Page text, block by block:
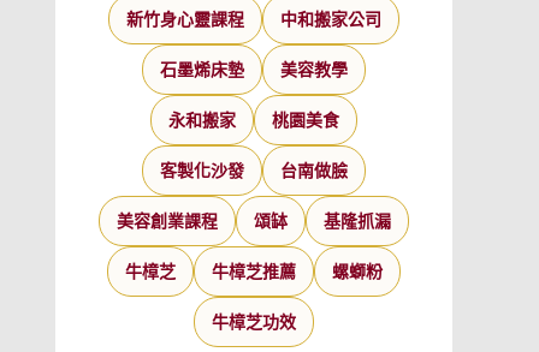
新竹身心靈課程 中和搬家公司
石墨烯床墊 美容教學
永和搬家 桃園美食
客製化沙發 台南做臉
美容創業課程 頌缽 基隆抓漏
牛樟芝 牛樟芝推薦 螺螄粉
牛樟芝功效